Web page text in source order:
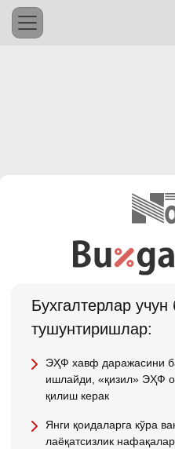
Бухгалтерлар
тушунтиришлар:
ЭҲФ хавф даражасини
ишлайди, «қизил» ЭҲФ
қилиш керак
Янги қоидаларга кўра
лаёқатсизлик